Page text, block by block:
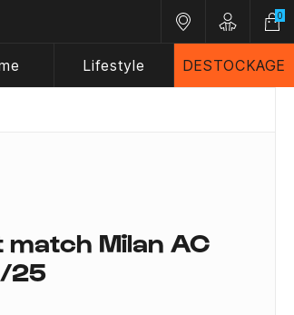
Nos magasins
Customer
0
Lifestyle DESTOCKAGE
Milan AC
25